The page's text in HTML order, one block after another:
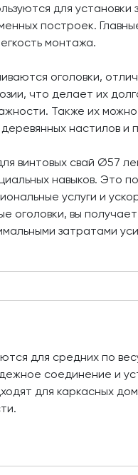
для установки
построек.
монтажа.
оголовки,
что делает их
Также их можно
настилов и
винтовых свай Ø57
навыков. Это
услуги и
оголовки, вы
затратами
для средних по
соединение и
для каркасных